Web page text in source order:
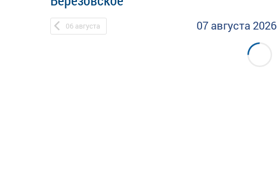
06 августа 07 августа 2026